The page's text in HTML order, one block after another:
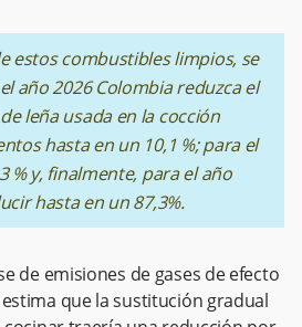
estos combustibles limpios, se
año 2026 Colombia reduzca el
leña usada en la cocción
hasta en un 10,1 %; para el
% y, finalmente, para el año
hasta en un 87,3%.
de emisiones de gases de efecto
que la sustitución gradual